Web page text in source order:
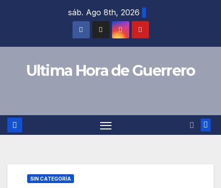
sáb. Ago 8th, 2026
Ultima Hora de Guerrero
SIN CATEGORÍA